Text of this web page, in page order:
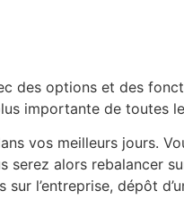
des options et des
importante de toutes
vos meilleurs jours.
alors rebalancer
l’entreprise, dépôt